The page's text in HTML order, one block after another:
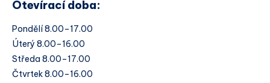
Otevírací doba:
Pondělí 8.00–17.00
Úterý 8.00–16.00
Středa 8.00–17.00
Čtvrtek 8.00–16.00